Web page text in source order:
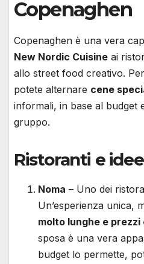
Copenaghen
Copenaghen è una vera
New Nordic Cuisine ai
allo street food creativo.
potete alternare cene
informali, in base al budget
gruppo.
Ristoranti e
Noma – Uno dei
Un’esperienza unica,
molto lunghe e
sposa è una vera
budget lo permette,